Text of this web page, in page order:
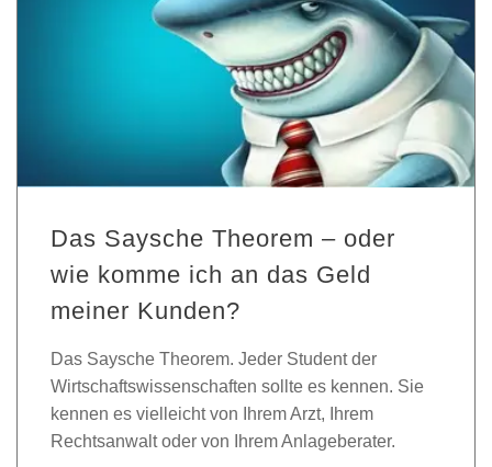
Das Saysche Theorem – oder
wie komme ich an das Geld
meiner Kunden?
Das Saysche Theorem. Jeder Student der
Wirtschaftswissenschaften sollte es kennen. Sie
kennen es vielleicht von Ihrem Arzt, Ihrem
Rechtsanwalt oder von Ihrem Anlageberater.